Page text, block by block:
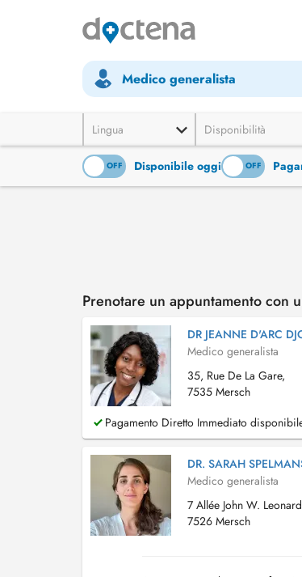
Medico generalista
Lingua Disponibilità
OFF Disponibile oggi
ON OFF
Prenotare un appuntamento con
DR JEANNE D'ARC
Medico generalista
35, Rue De La Gare,
7535 Mersch
Pagamento Diretto Immediato
DR. SARAH
Medico generalista
7 Allée John W.
7526 Mersch